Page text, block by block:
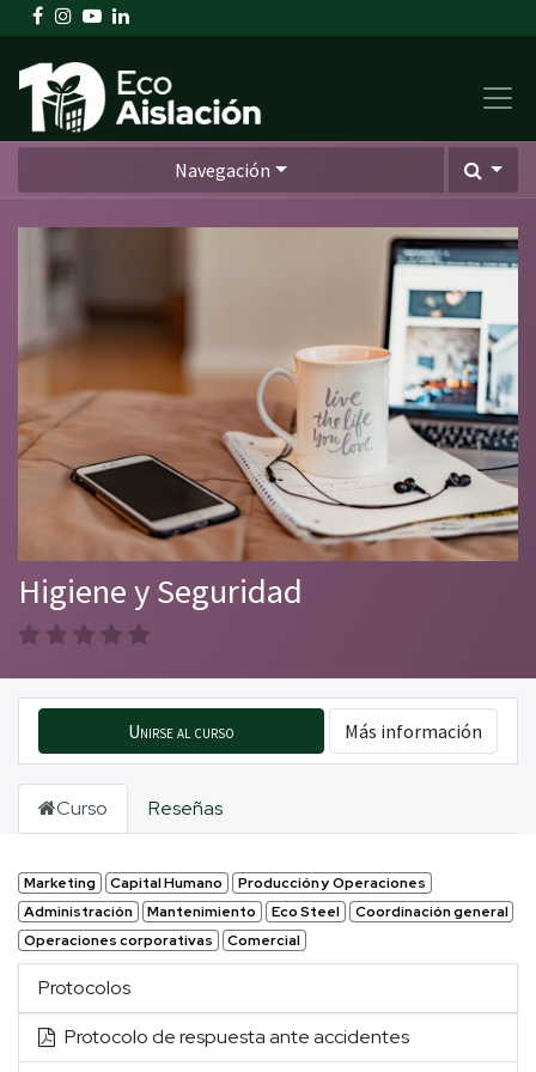
Soluciones sustentables en aislación térmica & acústica
Navegación
Higiene y Seguridad
Unirse al curso Más información
Curso Reseñas
Marketing Capital Humano
Producción y Operaciones
Administración
Mantenimiento Eco Steel
Coordinación general
Operaciones corporativas
Comercial
Protocolos
Protocolo de respuesta ante accidentes